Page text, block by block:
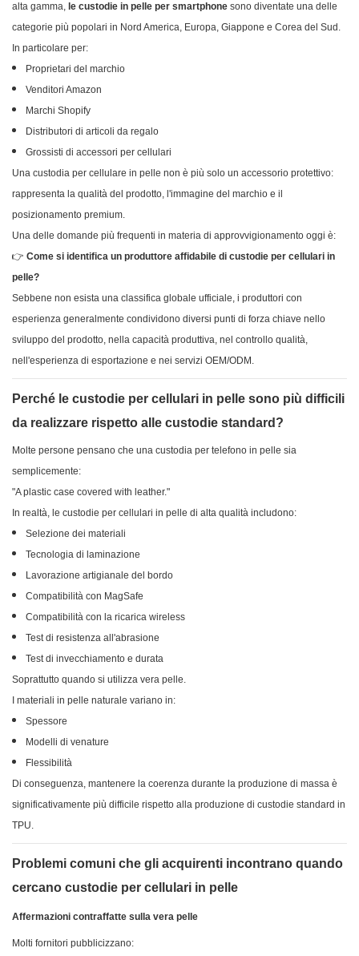
alta gamma, le custodie in pelle per smartphone sono diventate una delle
categorie più popolari in Nord America, Europa, Giappone e Corea del Sud.
In particolare per:
Proprietari del marchio
Venditori Amazon
Marchi Shopify
Distributori di articoli da regalo
Grossisti di accessori per cellulari
Una custodia per cellulare in pelle non è più solo un accessorio protettivo:
rappresenta la qualità del prodotto, l'immagine del marchio e il
posizionamento premium.
Una delle domande più frequenti in materia di approvvigionamento oggi è:
👉 Come si identifica un produttore affidabile di custodie per cellulari in
pelle?
Sebbene non esista una classifica globale ufficiale, i produttori con
esperienza generalmente condividono diversi punti di forza chiave nello
sviluppo del prodotto, nella capacità produttiva, nel controllo qualità,
nell'esperienza di esportazione e nei servizi OEM/ODM.
Perché le custodie per cellulari in pelle sono più difficili
da realizzare rispetto alle custodie standard?
Molte persone pensano che una custodia per telefono in pelle sia
semplicemente:
"A plastic case covered with leather."
In realtà, le custodie per cellulari in pelle di alta qualità includono:
Selezione dei materiali
Tecnologia di laminazione
Lavorazione artigianale del bordo
Compatibilità con MagSafe
Compatibilità con la ricarica wireless
Test di resistenza all'abrasione
Test di invecchiamento e durata
Soprattutto quando si utilizza vera pelle.
I materiali in pelle naturale variano in:
Spessore
Modelli di venature
Flessibilità
Di conseguenza, mantenere la coerenza durante la produzione di massa è
significativamente più difficile rispetto alla produzione di custodie standard in
TPU.
Problemi comuni che gli acquirenti incontrano quando
cercano custodie per cellulari in pelle
Affermazioni contraffatte sulla vera pelle
Molti fornitori pubblicizzano: